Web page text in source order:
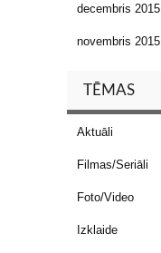
decembris 2015
novembris 2015
TĒMAS
Aktuāli
Filmas/Seriāli
Foto/Video
Izklaide